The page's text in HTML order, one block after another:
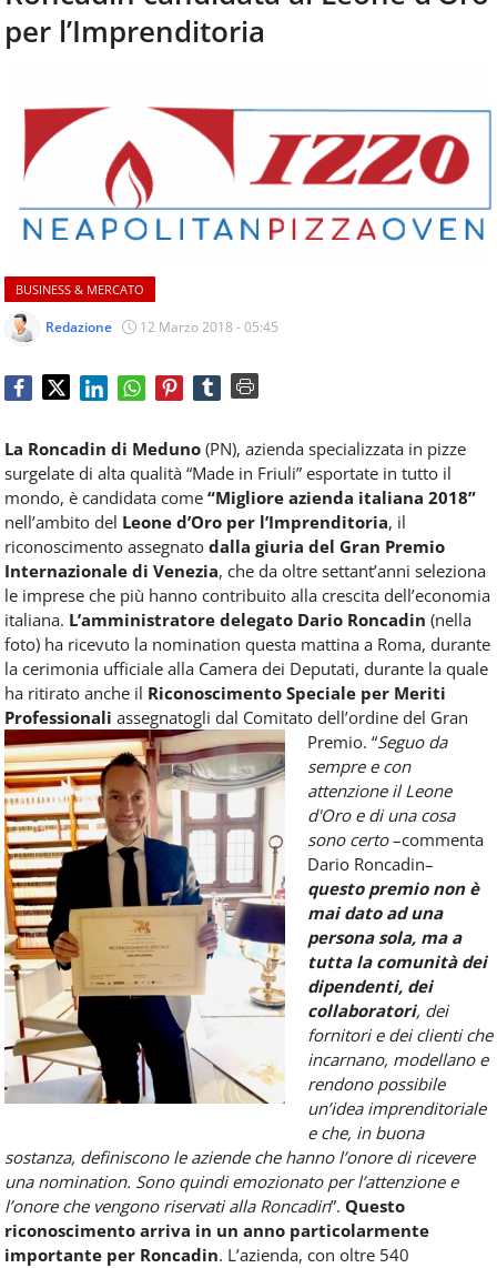
aggiornamenti
quotidiani
come
ospitalità,
ristorazione,
food
beverage,
catering
articoli
quotidiani
sul
dell'alimentazione,
dei
fuoricasa,
del
Food
Service
e
tutte
le
novità
del
comparto
Horeca.
CONTATTI
per l’Imprenditoria
BUSINESS & MERCATO
Redazione 12 Marzo 2018 - 05:45
La Roncadin di Meduno (PN), azienda specializzata in pizze
surgelate di alta qualità “Made in Friuli” esportate in tutto il
mondo, è candidata come “Migliore azienda italiana 2018”
nell’ambito del Leone d’Oro per l’Imprenditoria, il
riconoscimento assegnato dalla giuria del Gran Premio
Internazionale di Venezia, che da oltre settant’anni seleziona
le imprese che più hanno contribuito alla crescita dell’economia
italiana. L’amministratore delegato Dario Roncadin (nella
foto) ha ricevuto la nomination questa mattina a Roma, durante
la cerimonia ufficiale alla Camera dei Deputati, durante la quale
ha ritirato anche il Riconoscimento Speciale per Meriti
Professionali assegnatogli dal Comitato dell’ordine del Gran
Premio. “Seguo da
sempre e con
attenzione il Leone
d'Oro e di una cosa
sono certo–commenta
Dario Roncadin–
questo premio non è
mai dato ad una
persona sola, ma a
tutta la comunità dei
dipendenti, dei
collaboratori, dei
fornitori e dei clienti che
incarnano, modellano e
rendono possibile
un’idea imprenditoriale
e che, in buona
sostanza, definiscono le aziende che hanno l’onore di ricevere
una nomination. Sono quindi emozionato per l’attenzione e
l’onore che vengono riservati alla Roncadin”. Questo
riconoscimento arriva in un anno particolarmente
importante per Roncadin. L’azienda, con oltre 540